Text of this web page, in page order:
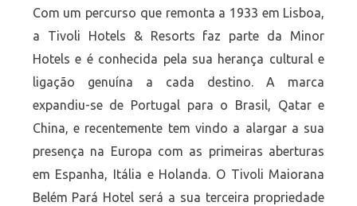
Com um percurso que remonta a 1933 em Lisboa,
a Tivoli Hotels & Resorts faz parte da Minor
Hotels e é conhecida pela sua herança cultural e
ligação genuína a cada destino. A marca
expandiu-se de Portugal para o Brasil, Qatar e
China, e recentemente tem vindo a alargar a sua
presença na Europa com as primeiras aberturas
em Espanha, Itália e Holanda. O Tivoli Maiorana
Belém Pará Hotel será a sua terceira propriedade